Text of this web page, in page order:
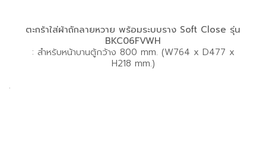
ตะกร้าใส่ผ้าถักลายหวาย พร้อมระบบราง Soft Close รุ่น
BKC06FVWH
: สำหรับหน้าบานตู้กว้าง 800 mm. (W764 x D477 x
H218 mm.)
.